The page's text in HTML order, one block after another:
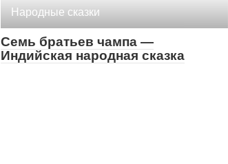
Народные сказки
Семь братьев чампа —
Индийская народная сказка